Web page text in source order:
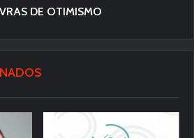
DE OTIMISMO